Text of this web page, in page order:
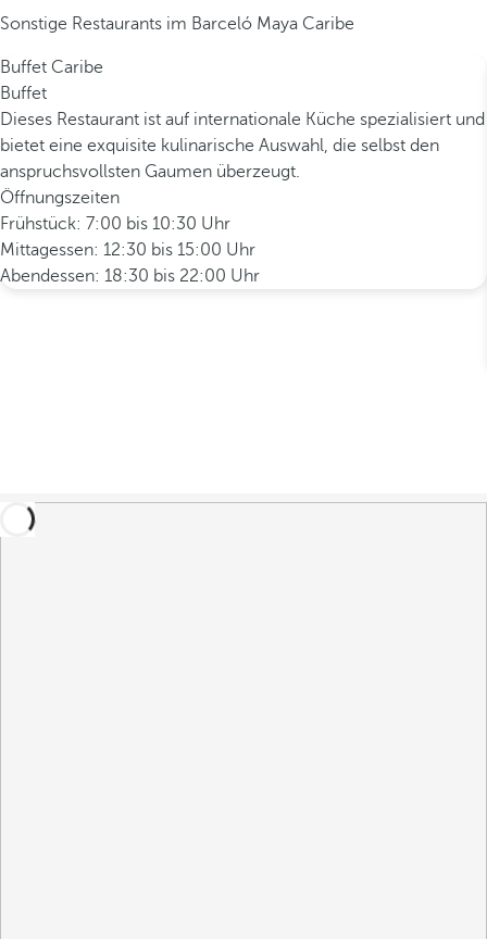
Sonstige Restaurants im Barceló Maya Caribe
Buffet Caribe
Buffet
Dieses Restaurant ist auf internationale Küche spezialisiert und
bietet eine exquisite kulinarische Auswahl, die selbst den
anspruchsvollsten Gaumen überzeugt.
Öffnungszeiten
Frühstück: 7:00 bis 10:30 Uhr
Mittagessen: 12:30 bis 15:00 Uhr
Abendessen: 18:30 bis 22:00 Uhr